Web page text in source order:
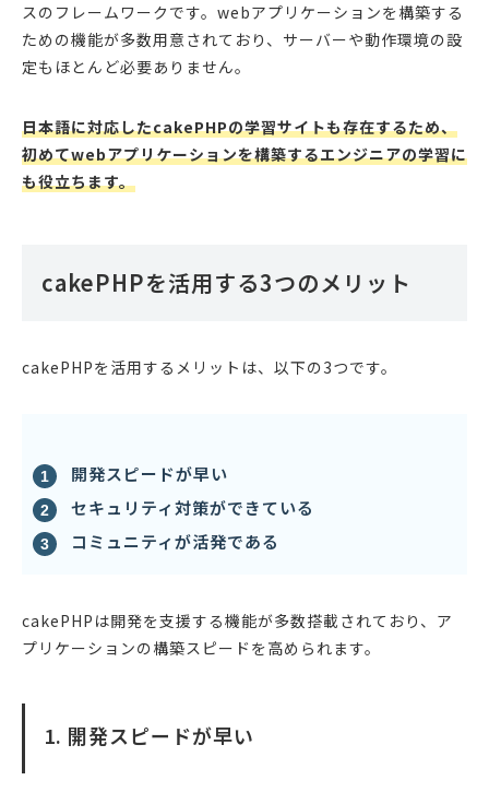
スのフレームワークです。webアプリケーションを構築する
ための機能が多数用意されており、サーバーや動作環境の設
定もほとんど必要ありません。
日本語に対応したcakePHPの学習サイトも存在するため、
初めてwebアプリケーションを構築するエンジニアの学習に
も役立ちます。
cakePHPを活用する3つのメリット
cakePHPを活用するメリットは、以下の3つです。
開発スピードが早い
セキュリティ対策ができている
コミュニティが活発である
cakePHPは開発を支援する機能が多数搭載されており、ア
プリケーションの構築スピードを高められます。
1. 開発スピードが早い